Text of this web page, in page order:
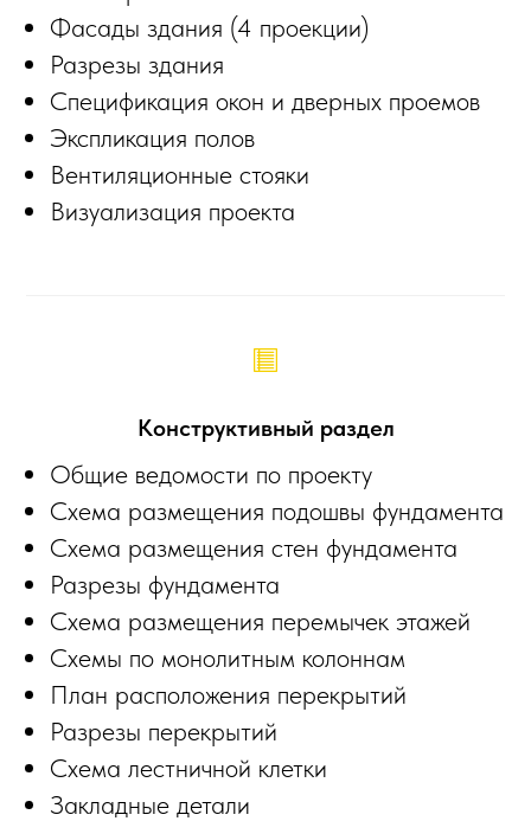
Фасады здания (4 проекции)
Разрезы здания
Спецификация окон и дверных проемов
Экспликация полов
Вентиляционные стояки
Визуализация проекта
Конструктивный раздел
Общие ведомости по проекту
Схема размещения подошвы фундамента
Схема размещения стен фундамента
Разрезы фундамента
Схема размещения перемычек этажей
Схемы по монолитным колоннам
План расположения перекрытий
Разрезы перекрытий
Схема лестничной клетки
Закладные детали